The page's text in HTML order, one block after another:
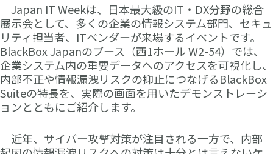
Japan IT Weekは、日本最大級のIT・DX分野の総合
展示会として、多くの企業の情報システム部門、セキュ
リティ担当者、ITベンダーが来場するイベントです。
BlackBox Japanのブース（西1ホール W2-54）では、
企業システム内の重要データへのアクセスを可視化し、
内部不正や情報漏洩リスクの抑止につなげるBlackBox
Suiteの特長を、実際の画面を用いたデモンストレーシ
ョンとともにご紹介します。
近年、サイバー攻撃対策が注目される一方で、内部